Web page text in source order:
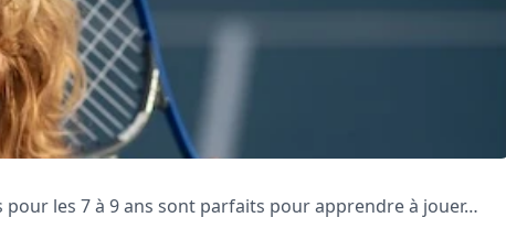
les 7 à 9 ans sont parfaits pour apprendre à jouer…